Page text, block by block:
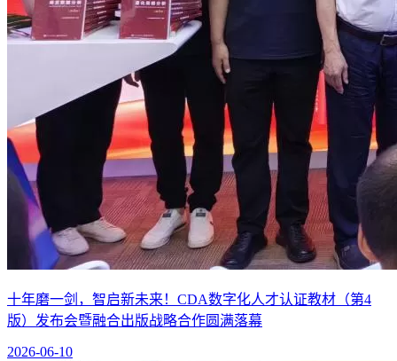
十年磨一剑，智启新未来！CDA数字化人才认证教材（第4
版）发布会暨融合出版战略合作圆满落幕
2026-06-10